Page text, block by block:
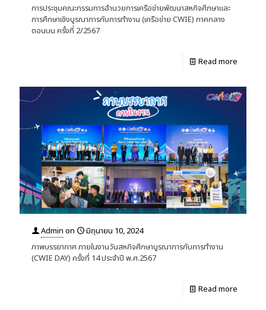
การประชุมคณะกรรมการอำนวยการเครือข่ายพัฒนาสหกิจศึกษาและ
การศึกษาเชิงบูรณาการกับการทำงาน (เครือข่าย CWIE) ภาคกลาง
ตอนบน ครั้งที่ 2/2567
Read more
Admin on
มิถุนายน 10, 2024
ภาพบรรยากาศ ภายในงานวันสหกิจศึกษาบูรณาการกับการทำงาน
(CWIE DAY) ครั้งที่ 14 ประจำปี พ.ศ.2567
Read more